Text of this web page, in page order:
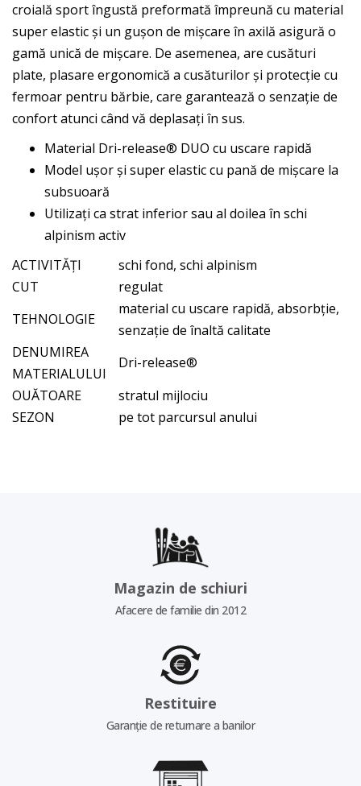
croială sport îngustă preformată împreună cu material
super elastic și un gușon de mișcare în axilă asigură o
gamă unică de mișcare. De asemenea, are cusături
plate, plasare ergonomică a cusăturilor și protecție cu
fermoar pentru bărbie, care garantează o senzație de
confort atunci când vă deplasați în sus.
Material Dri-release® DUO cu uscare rapidă
Model ușor și super elastic cu pană de mișcare la
subsuoară
Utilizați ca strat inferior sau al doilea în schi
alpinism activ
ACTIVITĂȚI
schi fond, schi alpinism
CUT
regulat
TEHNOLOGIE
material cu uscare rapidă, absorbție,
senzație de înaltă calitate
DENUMIREA
MATERIALULUI
Dri-release®
OUĂTOARE
stratul mijlociu
SEZON
pe tot parcursul anului
Magazin de schiuri
Afacere de familie din 2012
Restituire
Garanție de returnare a banilor